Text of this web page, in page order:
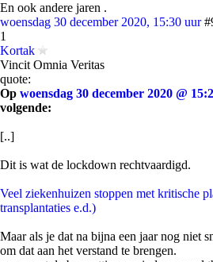
En ook andere jaren .
woensdag 30 december 2020, 15:30 uur
1
Kortak
Vincit Omnia Veritas
quote:
Op woensdag 30 december 2020 @
volgende:
[..]
Dit is wat de lockdown rechtvaardigd.
Veel ziekenhuizen stoppen met kritische
transplantaties e.d.)
Maar als je dat na bijna een jaar nog niet
om dat aan het verstand te brengen.